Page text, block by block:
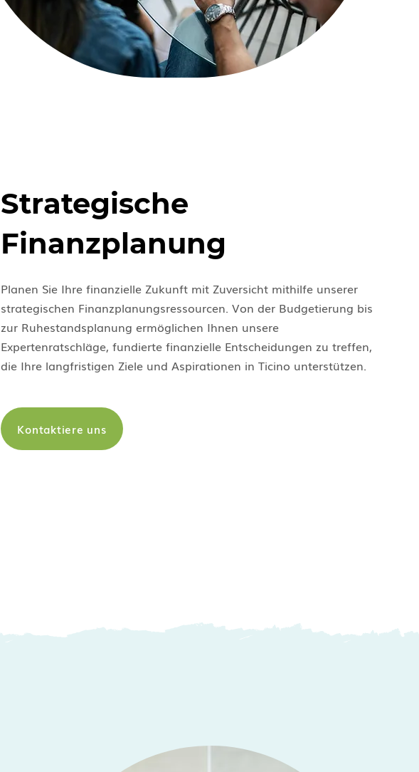
Strategische
Finanzplanung
Planen Sie Ihre finanzielle Zukunft mit Zuversicht mithilfe unserer
strategischen Finanzplanungsressourcen. Von der Budgetierung bis
zur Ruhestandsplanung ermöglichen Ihnen unsere
Expertenratschläge, fundierte finanzielle Entscheidungen zu treffen,
die Ihre langfristigen Ziele und Aspirationen in Ticino unterstützen.
Kontaktiere uns